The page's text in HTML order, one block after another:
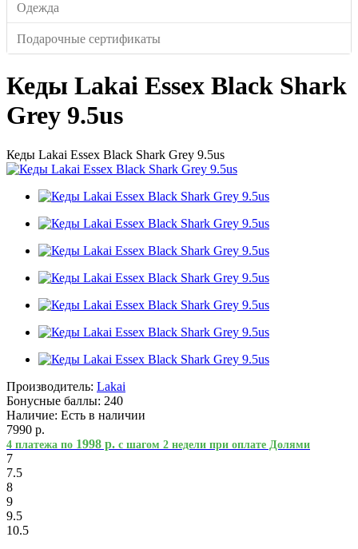
Одежда
Подарочные сертификаты
Кеды Lakai Essex Black Shark
Grey 9.5us
Кеды Lakai Essex Black Shark Grey 9.5us
Производитель: Lakai
Бонусные баллы: 240
Наличие: Есть в наличии
7990 р.
4 платежа по 1998 р. с шагом 2 недели при оплате Долями
7
7.5
8
9
9.5
10.5